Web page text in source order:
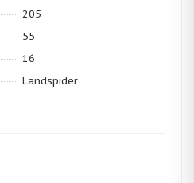
205
55
16
Landspider